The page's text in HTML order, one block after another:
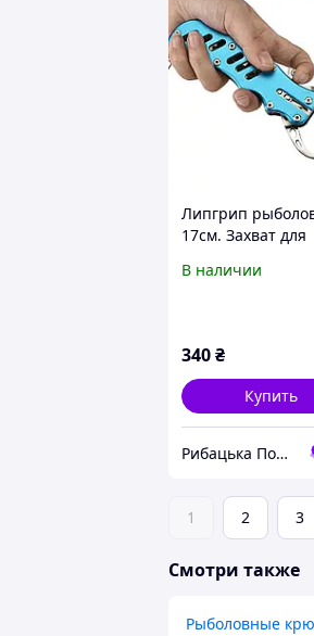
Липгрип
17см. Захват для
удерживатель для
В наличии
340₴
Купить
Рибацька Пошта
1 2 3
Смотри также
Рыболовные